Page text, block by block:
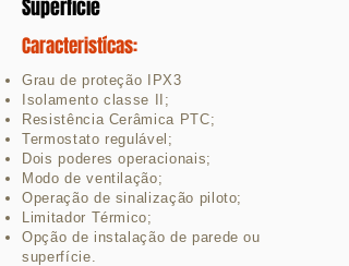
Superficie
Caracteristícas:
Grau de proteção IPX3
Isolamento classe II;
Resistência Cerâmica PTC;
Termostato regulável;
Dois poderes operacionais;
Modo de ventilação;
Operação de sinalização piloto;
Limitador Térmico;
Opção de instalação de parede ou
superfície.